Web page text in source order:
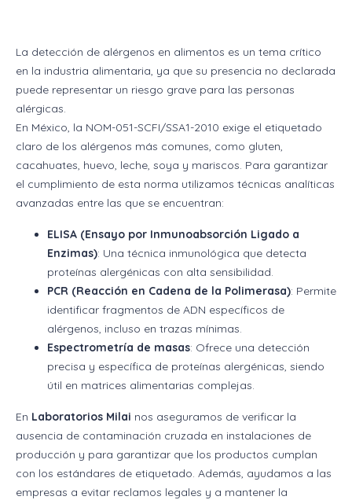
La detección de alérgenos en alimentos es un tema crítico
en la industria alimentaria, ya que su presencia no declarada
puede representar un riesgo grave para las personas
alérgicas.
En México, la NOM-051-SCFI/SSA1-2010 exige el etiquetado
claro de los alérgenos más comunes, como gluten,
cacahuates, huevo, leche, soya y mariscos. Para garantizar
el cumplimiento de esta norma utilizamos técnicas analíticas
avanzadas entre las que se encuentran:
ELISA (Ensayo por Inmunoabsorción Ligado a
Enzimas): Una técnica inmunológica que detecta
proteínas alergénicas con alta sensibilidad.
PCR (Reacción en Cadena de la Polimerasa): Permite
identificar fragmentos de ADN específicos de
alérgenos, incluso en trazas mínimas.
Espectrometría de masas: Ofrece una detección
precisa y específica de proteínas alergénicas, siendo
útil en matrices alimentarias complejas.
En Laboratorios Milai nos aseguramos de verificar la
ausencia de contaminación cruzada en instalaciones de
producción y para garantizar que los productos cumplan
con los estándares de etiquetado. Además, ayudamos a las
empresas a evitar reclamos legales y a mantener la